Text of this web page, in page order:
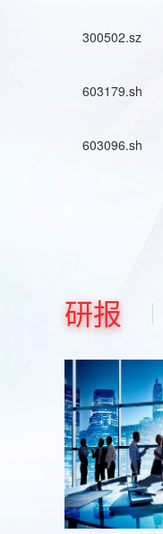
300502.sz
603179.sh
603096.sh
研报